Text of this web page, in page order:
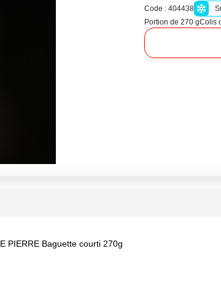
Code : 404438
Portion de 270 gColis
PIERRE Baguette courti 270g